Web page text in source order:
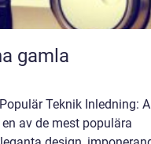
Teknik Inledning:
av de mest populära